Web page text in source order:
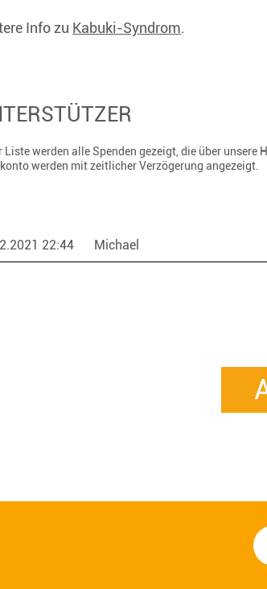
Info zu Kabuki-Syndrom.
Liste werden alle Spenden gezeigt, die über
werden mit zeitlicher Verzögerung angezeigt.
22:44 Michael